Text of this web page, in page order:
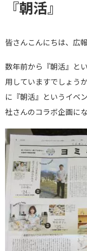
『朝活』
皆さんこんにちは、広
数年前から『朝活』と
用していますでしょう
に『朝活』というイベ
社さんのコラボ企画にな